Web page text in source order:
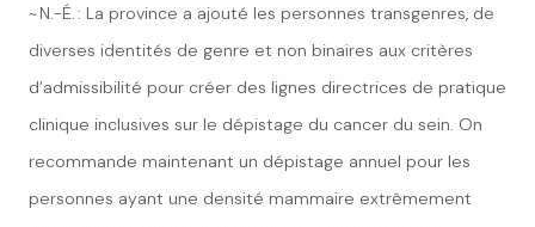
~ N.-É. : La province a ajouté les personnes transgenres, de
diverses identités de genre et non binaires aux critères
d’admissibilité pour créer des lignes directrices de pratique
clinique inclusives sur le dépistage du cancer du sein. On
recommande maintenant un dépistage annuel pour les
personnes ayant une densité mammaire extrêmement